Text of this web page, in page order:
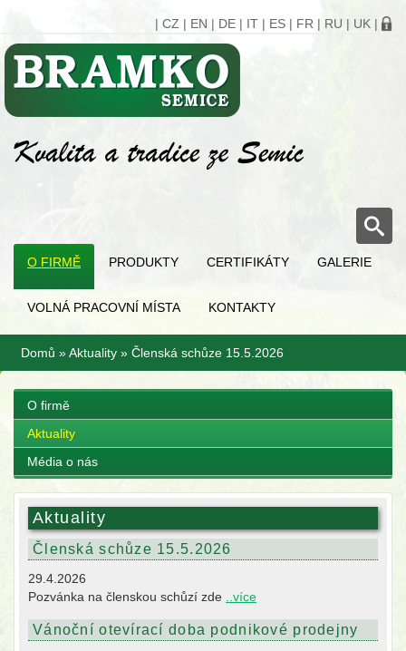
| CZ | EN | DE | IT | ES | FR | RU | UK |
O FIRMĚ PRODUKTY CERTIFIKÁTY GALERIE
VOLNÁ PRACOVNÍ MÍSTA KONTAKTY
Domů »Aktuality » Členská schůze 15.5.2026
O firmě
Aktuality
Média o nás
Aktuality
Členská schůze 15.5.2026
29.4.2026
Pozvánka na členskou schůzí zde
..více
Vánoční otevírací doba podnikové prodejny